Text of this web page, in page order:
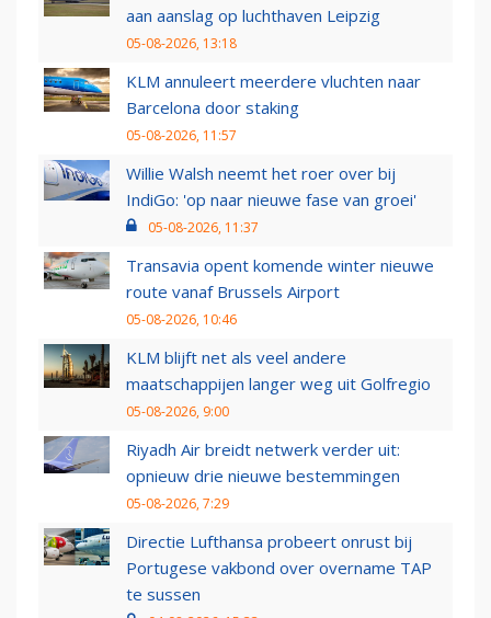
aan aanslag op luchthaven Leipzig
05-08-2026, 13:18
KLM annuleert meerdere vluchten naar
Barcelona door staking
05-08-2026, 11:57
Willie Walsh neemt het roer over bij
IndiGo: 'op naar nieuwe fase van groei'
05-08-2026, 11:37
Transavia opent komende winter nieuwe
route vanaf Brussels Airport
05-08-2026, 10:46
KLM blijft net als veel andere
maatschappijen langer weg uit Golfregio
05-08-2026, 9:00
Riyadh Air breidt netwerk verder uit:
opnieuw drie nieuwe bestemmingen
05-08-2026, 7:29
Directie Lufthansa probeert onrust bij
Portugese vakbond over overname TAP
te sussen